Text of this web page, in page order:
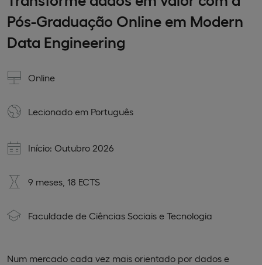
Pós-Graduação Online em Modern
Data Engineering
Online
Lecionado em Português
Início: Outubro 2026
9 meses, 18 ECTS
Faculdade de Ciências Sociais e Tecnologia
Num mercado cada vez mais orientado por dados e